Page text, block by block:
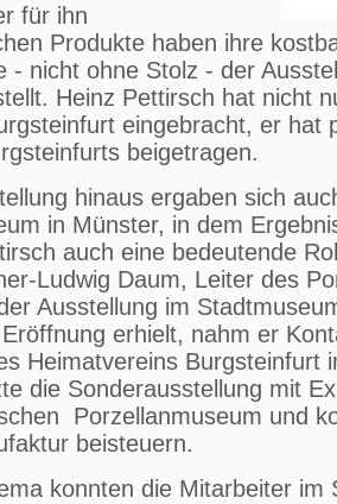
für ihn
Produkte haben ihre
- nicht ohne Stolz - der
Heinz Pettirsch hat nicht
eingebracht, er hat
beigetragen.
hinaus ergaben sich
in Münster, in dem
auch eine bedeutende
Ludwig Daum, Leiter des
Ausstellung im
erhielt, nahm er
Heimatvereins Burgsteinfurt
die Sonderausstellung mit
Porzellanmuseum und
beisteuern.
konnten die Mitarbeiter im